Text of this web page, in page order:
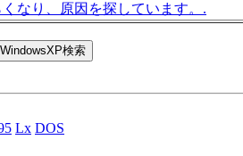
なり、原因を探しています。.
Lx DOS